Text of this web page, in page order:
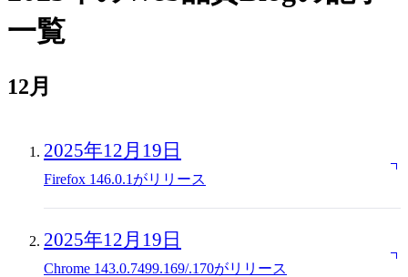
一覧
12月
2025年12月19日
Firefox 146.0.1がリリース
2025年12月19日
Chrome 143.0.7499.169/.170がリリース